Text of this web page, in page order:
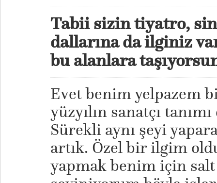
Tabii sizin tiyatro,
dallarına da ilginiz
bu alanlara
Evet benim yelpazem
yüzyılın sanatçı
Sürekli aynı şeyi
artık. Özel bir ilgim
yapmak benim için